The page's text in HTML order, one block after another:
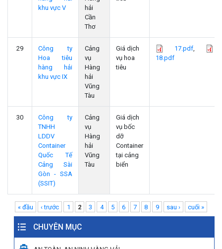
khu vực V
hải
Cần
Thơ
29
Công ty
Hoa tiêu
hàng hải
khu vực IX
Cảng
vụ
Hàng
hải
Vũng
Tàu
Giá dịch
vụ hoa
tiêu
17.pdf
18.pdf
30
Công ty
TNHH
LDDV
Container
Quốc Tế
Cảng Sài
Gòn - SSA
(SSIT)
Cảng
vụ
Hàng
hải
Vũng
Tàu
Giá dịch
vụ bốc
dỡ
Container
tại cảng
biển
Pages
« đầu ‹ trước 1 2 3 4 5 6 7 8 9 sau › cuối »
CHUYÊN MỤC